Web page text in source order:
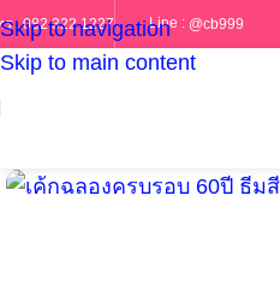
Skip to navigation
Skip to main content
ร : 082 322 1227 Line : @cb999